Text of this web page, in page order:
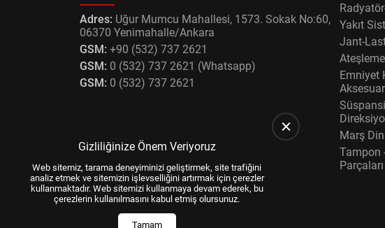
Adres: Uğur Mumcu Mahallesi, 1573. Sokak No:60,
06370 Yenimahalle/Ankara
GSM: +90 (532) 737 2621
GSM: 0 (532) 737 2621 (Whatsapp)
GSM: 0 (532) 737 2621
Yakıt
Jant-
Emniyet
Marş
Tampon
Parçaları
Gizliliğinize Önem Veriyoruz
Web sitemiz, tarama deneyiminizi geliştirmek, site trafiğini
analiz etmek ve sitemizin işlevselliğini artırmak için çerezler
kullanmaktadır. Web sitemizi kullanmaya devam ederek, bu
çerezlerin kullanılmasını kabul etmiş olursunuz.
Tamam